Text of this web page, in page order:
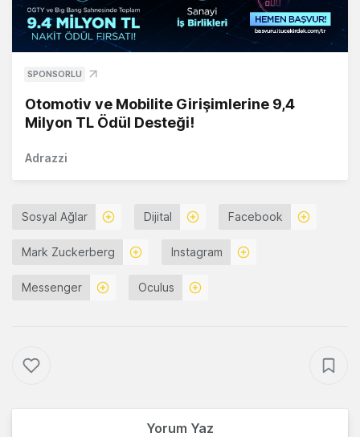
SPONSORLU
Otomotiv ve Mobilite Girişimlerine 9,4
Milyon TL Ödül Desteği!
Adrazzi
Sosyal Ağlar Dijital Facebook
Mark Zuckerberg Instagram
Messenger Oculus
Yorum Yaz